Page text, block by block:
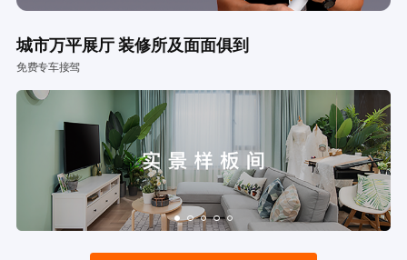
城市万平展厅 装修所及面面俱到
免费专车接驾